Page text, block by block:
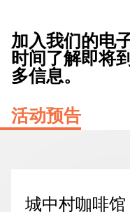
加入我们的电
时间了解即将
多信息。
活动预告
城中村咖啡馆